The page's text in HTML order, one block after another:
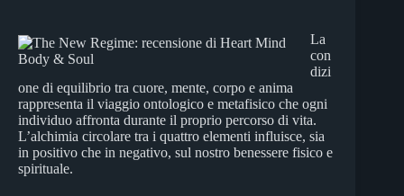
La
con
dizi
one di equilibrio tra cuore, mente, corpo e anima
rappresenta il viaggio ontologico e metafisico che ogni
individuo affronta durante il proprio percorso di vita.
L’alchimia circolare tra i quattro elementi influisce, sia
in positivo che in negativo, sul nostro benessere fisico e
spirituale.